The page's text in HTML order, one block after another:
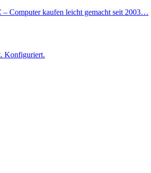
Computer kaufen leicht gemacht seit 2003…